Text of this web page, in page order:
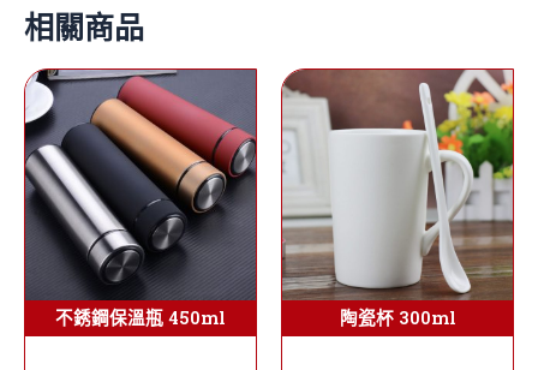
相關商品
不銹鋼保溫瓶 450ml 陶瓷杯 300ml